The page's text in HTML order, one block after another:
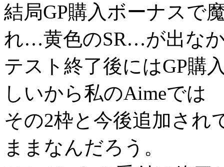
結局GP購入ボーナスで
れ…黄色のSR…が出な
テスト終了後にはGP購
しいから私のAimeでは
その2枠と今後追加され
ままなんだろう。